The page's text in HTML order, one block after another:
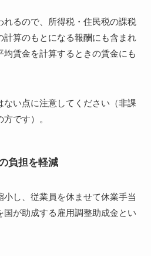
れるので、所得税・住民税の課税
計算のもとになる報酬にも含まれ
均賃金を計算するときの賃金にも
ない点に注意してください（非課
です）。
負担を軽減
し、従業員を休ませて休業手当
国が助成する雇用調整助成金とい